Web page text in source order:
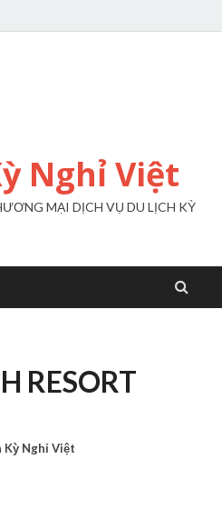
Nghỉ Việt
MẠI DỊCH VỤ DU LỊCH KỲ
RESORT
Kỳ Nghỉ Việt